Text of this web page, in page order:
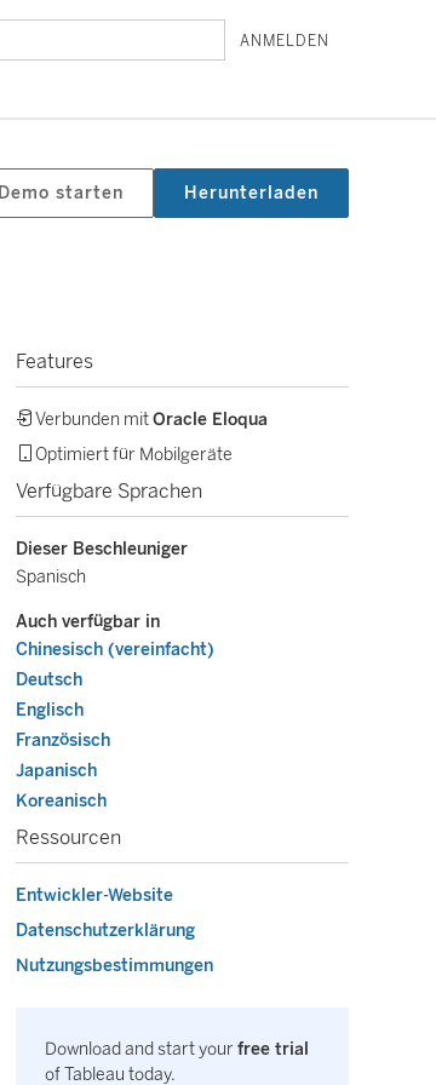
ANMELDEN
Demo starten Herunterladen
Features
Verbunden mitOracle Eloqua
Optimiert für Mobilgeräte
Verfügbare Sprachen
Dieser Beschleuniger
Spanisch
Auch verfügbar in
Chinesisch (vereinfacht)
Deutsch
Englisch
Französisch
Japanisch
Koreanisch
Ressourcen
Entwickler-Website
Datenschutzerklärung
Nutzungsbestimmungen
Download and start yourfree trial
of Tableau today.